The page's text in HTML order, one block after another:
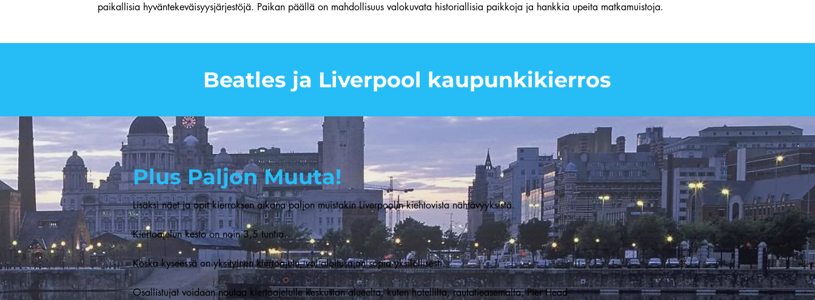
paikallisia hyväntekeväisyysjärjestöjä. Paikan päällä on mahdollisuus valokuvata historiallisia paikkoja ja hankkia upeita matkamuistoja.
Beatles ja Liverpool kaupunkikierros
Plus Paljon Muuta!
Lisäksi näet ja opit kierroksen aikana paljon muistakin Liverpoolin kiehtovista nähtävyyksistä.
Kiertoajelun kesto on noin 3,5 tuntia.
Koska kyseessä on yksityinen kiertoajelu, voi aloitusajan sopia yksilöllisesti.
Osallistujat voidaan noutaa kiertoajelulle keskustan alueelta, kuten hotellilta, rautatieasemalta, Pier Head